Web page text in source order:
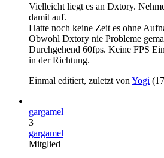
Vielleicht liegt es an Dxtory.
damit auf.
Hatte noch keine Zeit es ohne
Obwohl Dxtory nie Probleme
Durchgehend 60fps. Keine FPS
in der Richtung.
Einmal editiert, zuletzt von Yogi (
gargamel
3
gargamel
Mitglied